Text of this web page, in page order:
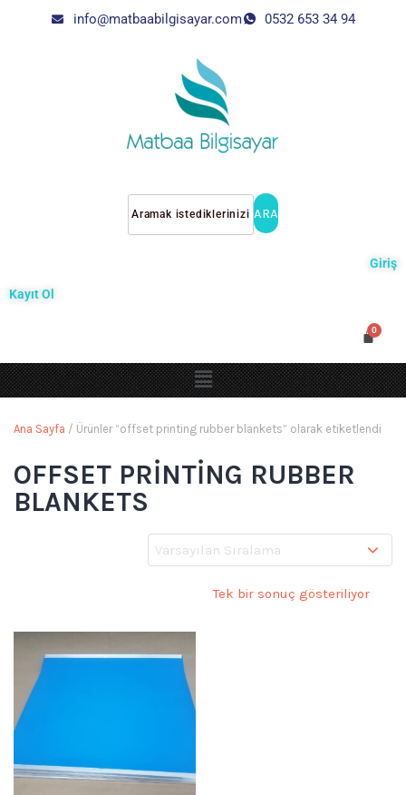
info@matbaabilgisayar.com 0532 653 34 94
ARA
Giriş
Kayıt Ol
Ana Sayfa / Ürünler “offset printing rubber blankets” olarak etiketlendi
OFFSET PRINTING RUBBER
BLANKETS
Tek bir sonuç gösteriliyor